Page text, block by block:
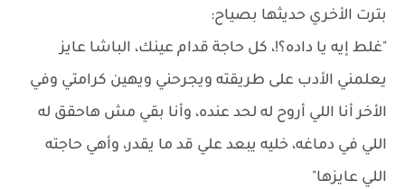
بترت الأخري حديثها بصياح:
"غلط إيه يا داده؟!، كل حاجة قدام عينك، الباشا عايز
يعلمني الأدب على طريقته ويجرحني ويهين كرامتي وفي
الأخر أنا اللي أروح له لحد عنده، وأنا بقي مش هاحقق له
اللي في دماغه، خليه يبعد علي قد ما يقدر، وأهي حاجته
اللي عايزها"